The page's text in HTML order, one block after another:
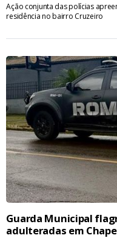
Ação conjunta das polícias
residência no bairro Cruzeiro
Guarda Municipal
adulteradas em